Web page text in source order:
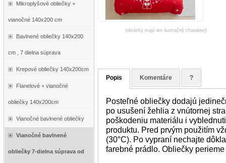
Mikroplyšové obliečky +
vianočné 140x200 cm
Bavlnené obliečky 140x200
cm , 7 dielna súprava
Krepové obliečky 140x200cm
Flanelové + vianočné
obliečky 140x200cm
Vianočné bavlnené obliečky
Vianočné bavlnené
obliečky 7-dielna súprava od
(obrázky majú len ilustračný charakter)
Popis Komentáre ?
Posteľné obliečky dodajú
po usušení žehlia z vnútornej
poškodeniu materiálu i
produktu. Pred prvým použitím
(30°C). Po vypraní nechajte
farebné prádlo. Obliečky